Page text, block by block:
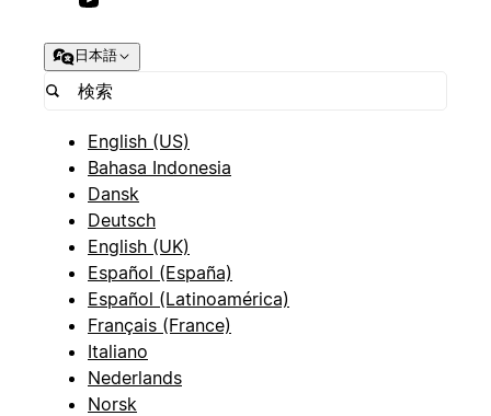
日本語
English (US)
Bahasa Indonesia
Dansk
Deutsch
English (UK)
Español (España)
Español (Latinoamérica)
Français (France)
Italiano
Nederlands
Norsk